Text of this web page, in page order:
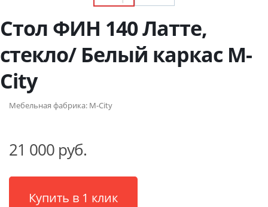
Стол ФИН 140 Латте,
стекло/ Белый каркас М-
City
Мебельная фабрика: M-City
21 000 руб.
Купить в 1 клик